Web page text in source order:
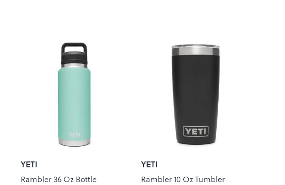
YETI
Rambler 36 Oz Bottle
YETI
Rambler 10 Oz Tumbler